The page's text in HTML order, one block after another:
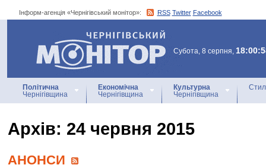
Інформ-агенція «Чернігівський монітор»: RSS Twitter Facebook
Інформ-агенція
«Чернігівський монітор»
Субота, 8 серпня,
Політична
Чернігівщина
Економічна
Чернігівщина
Культурна
Чернігівщина
Архiв: 24 червня 2015
АНОНСИ